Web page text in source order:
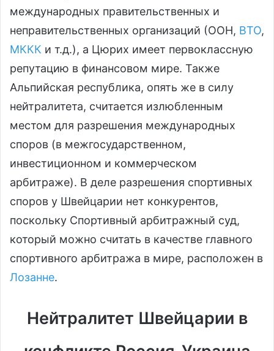
международных правительственных и
неправительственных организаций (ООН, ВТО,
МККК и т.д.), а Цюрих имеет первоклассную
репутацию в финансовом мире. Также
Альпийская республика, опять же в силу
нейтралитета, считается излюбленным
местом для разрешения международных
споров (в межгосударственном,
инвестиционном и коммерческом
арбитраже). В деле разрешения спортивных
споров у Швейцарии нет конкурентов,
поскольку Спортивный арбитражный суд,
который можно считать в качестве главного
спортивного арбитража в мире, расположен в
Лозанне.
Нейтралитет Швейцарии в